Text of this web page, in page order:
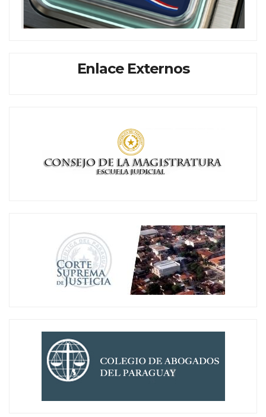
Enlace Externos